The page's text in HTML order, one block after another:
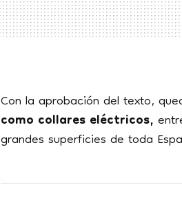
Con la aprobación del texto,
como collares eléctricos,
grandes superficies de toda